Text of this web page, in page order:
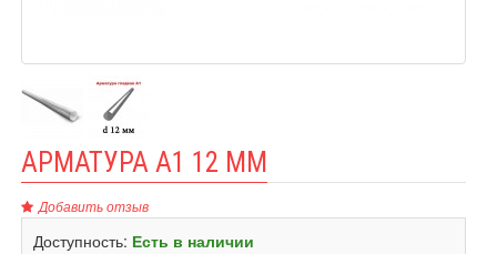
АРМАТУРА А1 12 ММ
Добавить отзыв
Доступность: Есть в наличии